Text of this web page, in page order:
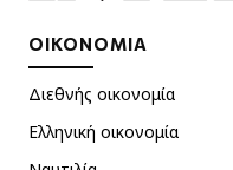
ΟΙΚΟΝΟΜΙΑ
Διεθνής οικονομία
Ελληνική οικονομία